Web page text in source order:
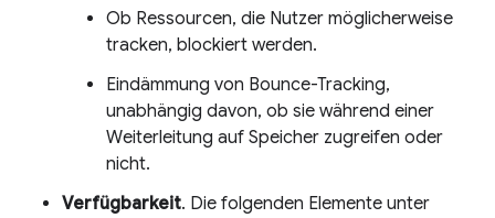
Ob Ressourcen, die Nutzer möglicherweise
tracken, blockiert werden.
Eindämmung von Bounce-Tracking,
unabhängig davon, ob sie während einer
Weiterleitung auf Speicher zugreifen oder
nicht.
Verfügbarkeit. Die folgenden Elemente unter